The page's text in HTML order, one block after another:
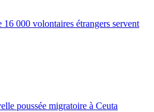
000 volontaires étrangers servent
poussée migratoire à Ceuta